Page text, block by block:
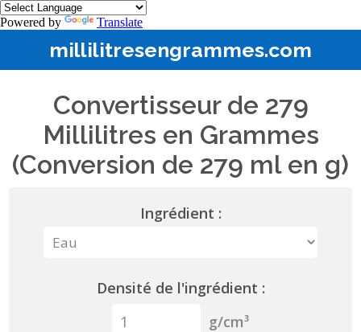
Powered by Translate
millilitresengrammes.com
Convertisseur de 279
Millilitres en Grammes
(Conversion de 279 ml en g)
Ingrédient :
Densité de l'ingrédient :
g/cm³